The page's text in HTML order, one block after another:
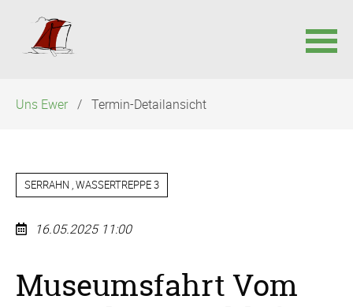
überspringen
Uns Ewer Termin-Detailansicht
SERRAHN , WASSERTREPPE 3
16.05.2025 11:00
Museumsfahrt Vom